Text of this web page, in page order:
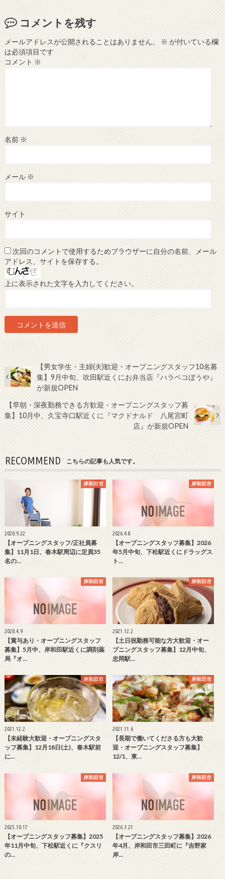
コメントを残す
メールアドレスが公開されることはありません。 ※ が付いている欄
は必須項目です
コメント ※
名前 ※
メール ※
サイト
次回のコメントで使用するためブラウザーに自分の名前、メール
アドレス、サイトを保存する。
上に表示された文字を入力してください。
【男女学生・主婦(夫)歓迎・オープニングスタッフ10名募
集】9月中旬、吹田駅近くにお弁当店『ハラペコぼうや』
が新規OPEN
【早朝・深夜勤務できる方歓迎・オープニングスタッフ募
集】10月中、久宝寺口駅近くに『マクドナルド 八尾宮町
店』が新規OPEN
RECOMMEND こちらの記事も人気です。
岸和田市
2020.9.22
【オープニングスタッフ/正社員募
集】11月1日、春木駅周辺に定員35
名の…
岸和田市
2026.4.8
【オープニングスタッフ募集】2026
年5月中旬、下松駅近くにドラッグス
ト…
岸和田市
2020.4.9
【賞与あり・オープニングスタッフ
募集】5月中、岸和田駅近くに調剤薬
局『オ…
岸和田市
2021.12.2
【土日祝勤務可能な方大歓迎・オー
プニングスタッフ募集】12月中旬、
忠岡駅…
岸和田市
2021.12.2
【未経験大歓迎・オープニングスタ
ッフ募集】12月18日(土)、春木駅前
に…
岸和田市
2021.11.6
【長期で働いてくださる方も大歓
迎・オープニングスタッフ募集】
12/1、東…
岸和田市
2025.10.17
【オープニングスタッフ募集】2025
年11月中旬、下松駅近くに『クスリ
の…
岸和田市
2026.3.21
【オープニングスタッフ募集】2026
年4月、岸和田市三田町に『吉野家
岸…